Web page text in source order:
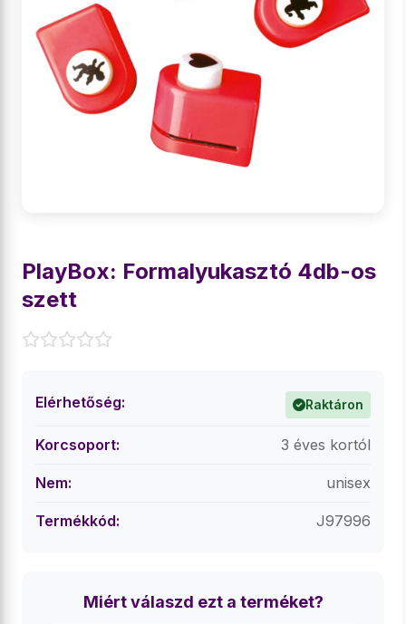
PlayBox: Formalyukasztó 4db-os
szett
Elérhetőség: Raktáron
Korcsoport: 3 éves kortól
Nem: unisex
Termékkód: J97996
Miért válaszd ezt a terméket?